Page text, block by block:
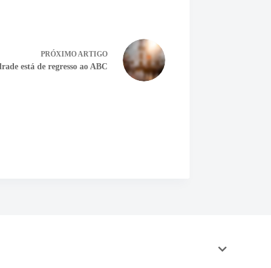
PRÓXIMOARTIGO
está de regresso ao ABC